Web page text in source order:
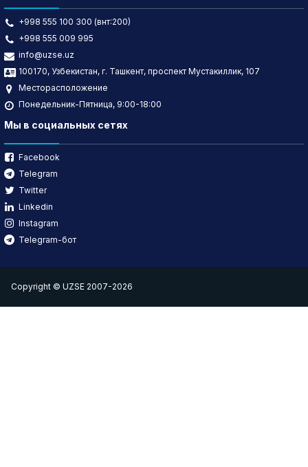
+998 555 100 300 (внт:200)
+998 555 009 995
info@uzse.uz
100170, Узбекистан, г. Ташкент, проспект Мустакиллик, 107
Месторасположение
Понедельник-Пятница, 9:00-18:00
Мы в социальных сетях
Facebook
Telegram
Twitter
Linkedin
Instagram
Telegram-бот
Copyright © UZSE 2007-2026